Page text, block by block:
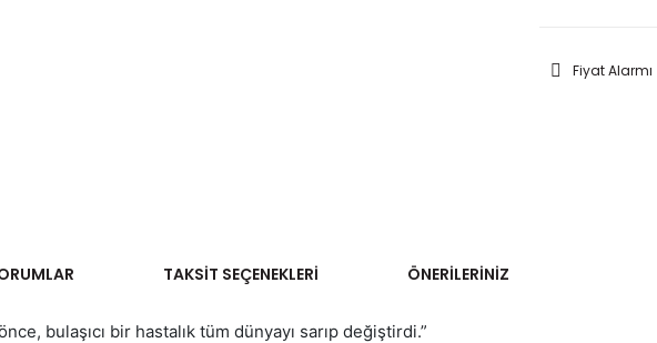
Fiyat Alarmı
TAKSIT SEÇENEKLERI ÖNERILERINIZ
bulaşıcı bir hastalık tüm dünyayı sarıp değiştirdi.”